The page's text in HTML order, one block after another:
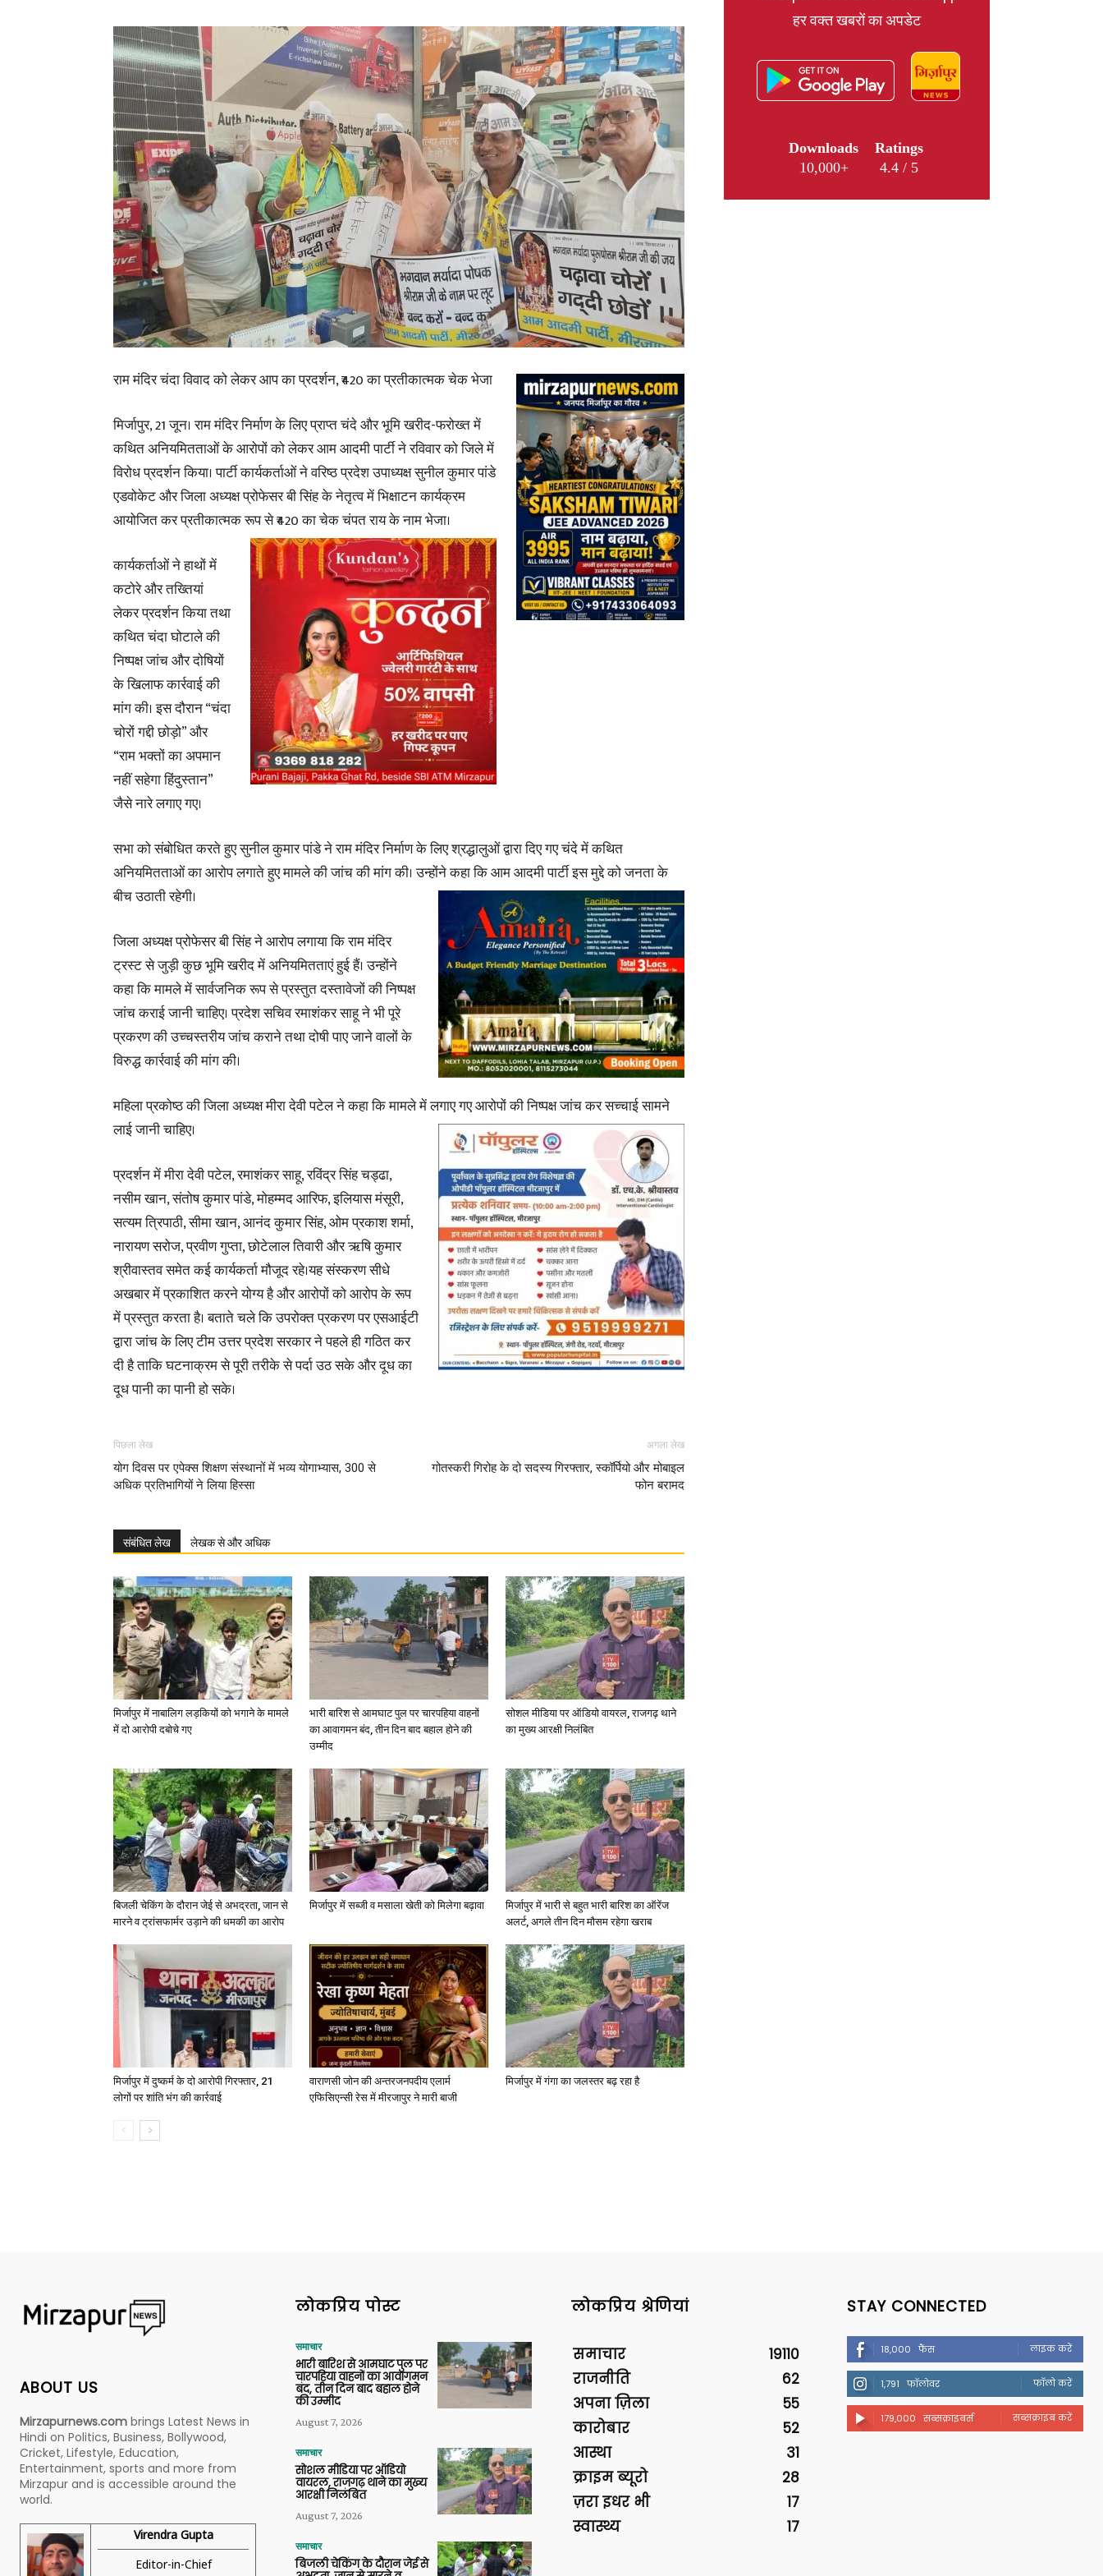
News,
Latest
News
in
Hindi,
Today
News
Paper
राम मंदिर चंदा विवाद को लेकर आप का प्रदर्शन, ₹420 का प्रतीकात्मक चेक भेजा
मिर्जापुर, 21 जून। राम मंदिर निर्माण के लिए प्राप्त चंदे और भूमि खरीद-फरोख्त में
कथित अनियमितताओं के आरोपों को लेकर आम आदमी पार्टी ने रविवार को जिले में
विरोध प्रदर्शन किया। पार्टी कार्यकर्ताओं ने वरिष्ठ प्रदेश उपाध्यक्ष सुनील कुमार पांडे
एडवोकेट और जिला अध्यक्ष प्रोफेसर बी सिंह के नेतृत्व में भिक्षाटन कार्यक्रम
आयोजित कर प्रतीकात्मक रूप से ₹420 का चेक चंपत राय के नाम भेजा।
कार्यकर्ताओं ने हाथों में
कटोरे और तख्तियां
लेकर प्रदर्शन किया तथा
कथित चंदा घोटाले की
निष्पक्ष जांच और दोषियों
के खिलाफ कार्रवाई की
मांग की। इस दौरान “चंदा
चोरों गद्दी छोड़ो” और
“राम भक्तों का अपमान
नहीं सहेगा हिंदुस्तान”
जैसे नारे लगाए गए।
सभा को संबोधित करते हुए सुनील कुमार पांडे ने राम मंदिर निर्माण के लिए श्रद्धालुओं द्वारा दिए गए चंदे में कथित
अनियमितताओं का आरोप लगाते हुए मामले की जांच की मांग की। उन्होंने कहा कि आम आदमी पार्टी इस मुद्दे को जनता के
बीच उठाती रहेगी।
जिला अध्यक्ष प्रोफेसर बी सिंह ने आरोप लगाया कि राम मंदिर
ट्रस्ट से जुड़ी कुछ भूमि खरीद में अनियमितताएं हुई हैं। उन्होंने
कहा कि मामले में सार्वजनिक रूप से प्रस्तुत दस्तावेजों की निष्पक्ष
जांच कराई जानी चाहिए। प्रदेश सचिव रमाशंकर साहू ने भी पूरे
प्रकरण की उच्चस्तरीय जांच कराने तथा दोषी पाए जाने वालों के
विरुद्ध कार्रवाई की मांग की।
महिला प्रकोष्ठ की जिला अध्यक्ष मीरा देवी पटेल ने कहा कि मामले में लगाए गए आरोपों की निष्पक्ष जांच कर सच्चाई सामने
लाई जानी चाहिए।
प्रदर्शन में मीरा देवी पटेल, रमाशंकर साहू, रविंद्र सिंह चड्ढा,
नसीम खान, संतोष कुमार पांडे, मोहम्मद आरिफ, इलियास मंसूरी,
सत्यम त्रिपाठी, सीमा खान, आनंद कुमार सिंह, ओम प्रकाश शर्मा,
नारायण सरोज, प्रवीण गुप्ता, छोटेलाल तिवारी और ऋषि कुमार
श्रीवास्तव समेत कई कार्यकर्ता मौजूद रहे।यह संस्करण सीधे
अखबार में प्रकाशित करने योग्य है और आरोपों को आरोप के रूप
में प्रस्तुत करता है। बताते चले कि उपरोक्त प्रकरण पर एसआईटी
द्वारा जांच के लिए टीम उत्तर प्रदेश सरकार ने पहले ही गठित कर
दी है ताकि घटनाक्रम से पूरी तरीके से पर्दा उठ सके और दूध का
दूध पानी का पानी हो सके।
पिछला लेख
योग दिवस पर एपेक्स शिक्षण संस्थानों में भव्य योगाभ्यास, 300 से
अधिक प्रतिभागियों ने लिया हिस्सा
अगला लेख
गोतस्करी गिरोह के दो सदस्य गिरफ्तार, स्कॉर्पियो और मोबाइल
फोन बरामद
संबंधित लेख लेखक से और अधिक
मिर्जापुर में नाबालिग लड़कियों को भगाने के मामले
में दो आरोपी दबोचे गए
भारी बारिश से आमघाट पुल पर चारपहिया वाहनों
का आवागमन बंद, तीन दिन बाद बहाल होने की
उम्मीद
सोशल मीडिया पर ऑडियो वायरल, राजगढ़ थाने
का मुख्य आरक्षी निलंबित
बिजली चेकिंग के दौरान जेई से अभद्रता, जान से
मारने व ट्रांसफार्मर उड़ाने की धमकी का आरोप
मिर्जापुर में सब्जी व मसाला खेती को मिलेगा बढ़ावा
मिर्जापुर में भारी से बहुत भारी बारिश का ऑरेंज
अलर्ट, अगले तीन दिन मौसम रहेगा खराब
मिर्जापुर में दुष्कर्म के दो आरोपी गिरफ्तार, 21
लोगों पर शांति भंग की कार्रवाई
वाराणसी जोन की अन्तरजनपदीय एलार्म
एफिसिएन्सी रेस में मीरजापुर ने मारी बाजी
मिर्जापुर में गंगा का जलस्तर बढ़ रहा है
हर वक्त खबरों का अपडेट
Downloads
10,000+
Ratings
4.4 / 5
ABOUT US
Mirzapurnews.com brings Latest News in
Hindi on Politics, Business, Bollywood,
Cricket, Lifestyle, Education,
Entertainment, sports and more from
Mirzapur and is accessible around the
world.
Virendra Gupta
Editor-in-Chief
लोकप्रिय पोस्ट
समाचार
भारी बारिश से आमघाट पुल पर
चारपहिया वाहनों का आवागमन
बंद, तीन दिन बाद बहाल होने
की उम्मीद
August 7, 2026
समाचार
सोशल मीडिया पर ऑडियो
वायरल, राजगढ़ थाने का मुख्य
आरक्षी निलंबित
August 7, 2026
समाचार
बिजली चेकिंग के दौरान जेई से
लोकप्रिय श्रेणियां
समाचार
19110
राजनीति
62
अपना ज़िला
55
कारोबार
52
आस्था
31
क्राइम ब्यूरो
28
ज़रा इधर भी
17
स्वास्थ्य
17
STAY CONNECTED
18,000 फैंस लाइक करें
1,791 फॉलोवर फॉलो करें
179,000 सब्सक्राइबर्स सब्सक्राइब करें